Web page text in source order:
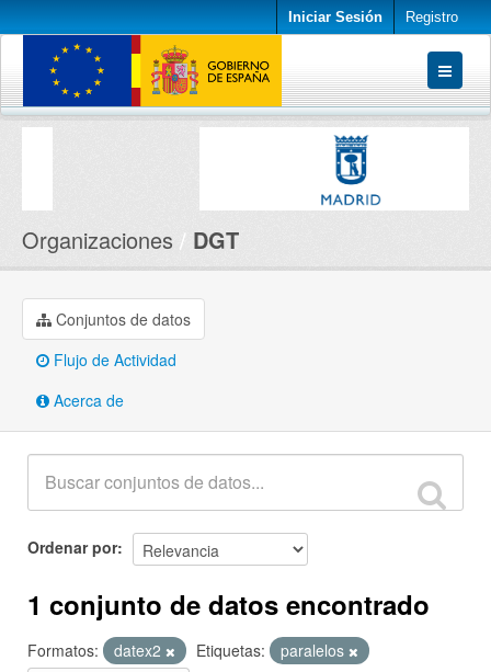
Iniciar Sesión Registro
Conjuntos de datos
Organizaciones DGT
Conjuntos de datos
Flujo de Actividad
Acerca de
Ordenar por
1 conjunto de datos encontrado
Formatos: datex2 Etiquetas:
paralelos